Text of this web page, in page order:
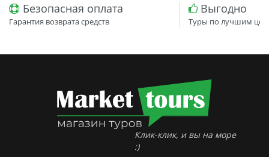
Безопасная оплата
Гарантия возврата средств
Выгодно
Туры по лучшим
Клик-клик, и вы на море
:)